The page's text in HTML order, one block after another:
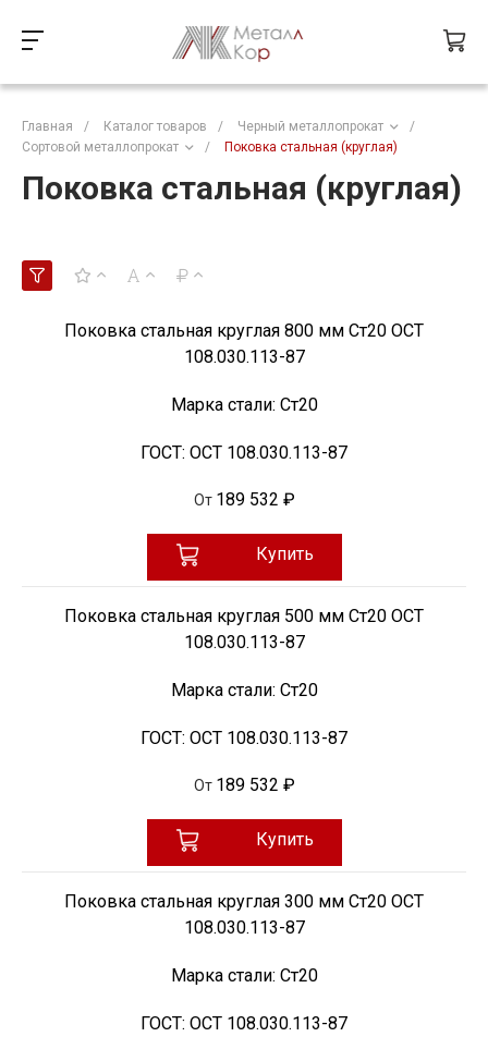
Главная / Каталог товаров / Черный металлопрокат
/
Сортовой металлопрокат
/ Поковка стальная (круглая)
Поковка стальная (круглая)
Поковка стальная круглая 800 мм Ст20 ОСТ
108.030.113-87
Марка стали: Ст20
ГОСТ: ОСТ 108.030.113-87
От 189 532 ₽
Купить
Поковка стальная круглая 500 мм Ст20 ОСТ
108.030.113-87
Марка стали: Ст20
ГОСТ: ОСТ 108.030.113-87
От 189 532 ₽
Купить
Поковка стальная круглая 300 мм Ст20 ОСТ
108.030.113-87
Марка стали: Ст20
ГОСТ: ОСТ 108.030.113-87